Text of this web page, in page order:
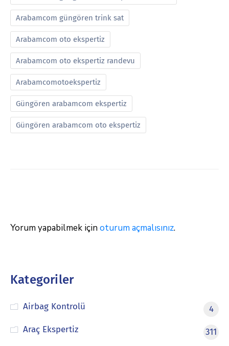
Arabamcom güngören trink sat
Arabamcom oto ekspertiz
Arabamcom oto ekspertiz randevu
Arabamcomotoekspertiz
Güngören arabamcom ekspertiz
Güngören arabamcom oto ekspertiz
Yorum yapabilmek içinoturum açmalısınız.
Kategoriler
Airbag Kontrolü
4
Araç Ekspertiz
311